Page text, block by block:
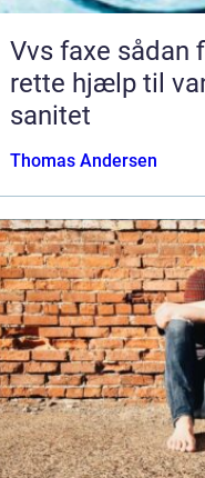
Vvs faxe sådan finder du den
rette hjælp til
sanitet
Thomas Andersen